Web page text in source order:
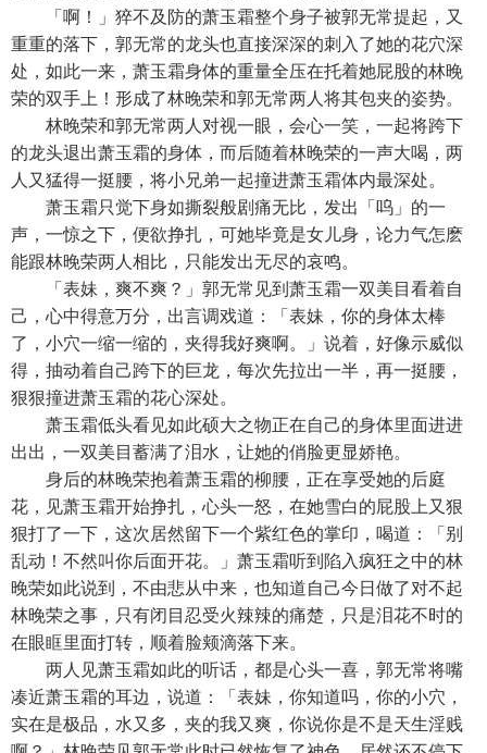
「啊！」猝不及防的萧玉霜整个身子被郭无常提起，又
重重的落下，郭无常的龙头也直接深深的刺入了她的花穴深
处，如此一来，萧玉霜身体的重量全压在托着她屁股的林晚
荣的双手上！形成了林晚荣和郭无常两人将其包夹的姿势。
林晚荣和郭无常两人对视一眼，会心一笑，一起将跨下
的龙头退出萧玉霜的身体，而后随着林晚荣的一声大喝，两
人又猛得一挺腰，将小兄弟一起撞进萧玉霜体内最深处。
萧玉霜只觉下身如撕裂般剧痛无比，发出「呜」的一
声，一惊之下，便欲挣扎，可她毕竟是女儿身，论力气怎麽
能跟林晚荣两人相比，只能发出无尽的哀鸣。
「表妹，爽不爽？」郭无常见到萧玉霜一双美目看着自
己，心中得意万分，出言调戏道：「表妹，你的身体太棒
了，小穴一缩一缩的，夹得我好爽啊。」说着，好像示威似
得，抽动着自己跨下的巨龙，每次先拉出一半，再一挺腰，
狠狠撞进萧玉霜的花心深处。
萧玉霜低头看见如此硕大之物正在自己的身体里面进进
出出，一双美目蓄满了泪水，让她的俏脸更显娇艳。
身后的林晚荣抱着萧玉霜的柳腰，正在享受她的后庭
花，见萧玉霜开始挣扎，心头一怒，在她雪白的屁股上又狠
狠打了一下，这次居然留下一个紫红色的掌印，喝道：「别
乱动！不然叫你后面开花。」萧玉霜听到陷入疯狂之中的林
晚荣如此说到，不由悲从中来，也知道自己今日做了对不起
林晚荣之事，只有闭目忍受火辣辣的痛楚，只是泪花不时的
在眼眶里面打转，顺着脸颊滴落下来。
两人见萧玉霜如此的听话，都是心头一喜，郭无常将嘴
凑近萧玉霜的耳边，说道：「表妹，你知道吗，你的小穴，
实在是极品，水又多，夹的我又爽，你说你是不是天生淫贱